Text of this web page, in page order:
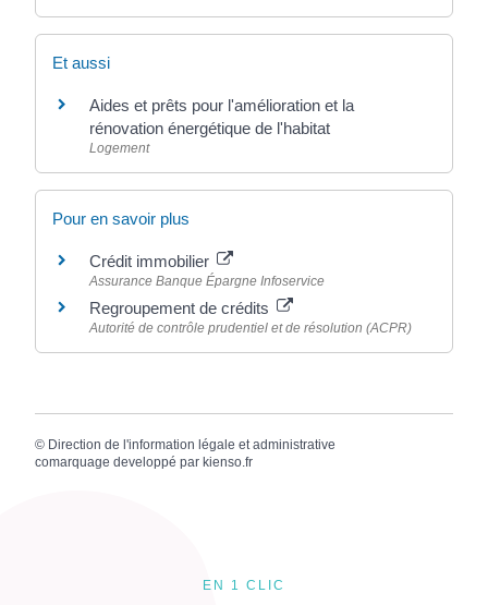
Et aussi
Aides et prêts pour l'amélioration et la
rénovation énergétique de l'habitat
Logement
Pour en savoir plus
Crédit immobilier
Assurance Banque Épargne Infoservice
Regroupement de crédits
Autorité de contrôle prudentiel et de résolution (ACPR)
© Direction de l'information légale et administrative
comarquage developpé par kienso.fr
EN 1 CLIC